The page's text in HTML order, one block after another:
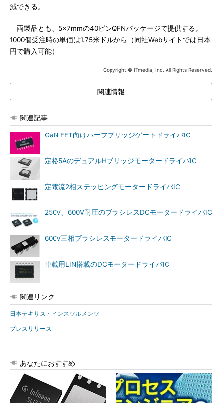
減できる。
両製品とも、5×7mmの40ピンQFNパッケージで提供する。
1000個受注時の単価は1.75米ドルから（同社Webサイトでは日本
円で購入可能）
Copyright © ITmedia, Inc. All Rights Reserved.
関連情報
関連記事
GaN FET向けハーフブリッジゲートドライバIC
定格5AのデュアルHブリッジモータードライバIC
定電流2相ステッピングモータードライバIC
250V、600V耐圧のブラシレスDCモータードライバIC
600V三相ブラシレスモータードライバIC
車載用LIN搭載のDCモータードライバIC
関連リンク
日本テキサス・インスツルメンツ
プレスリリース
あなたにおすすめ